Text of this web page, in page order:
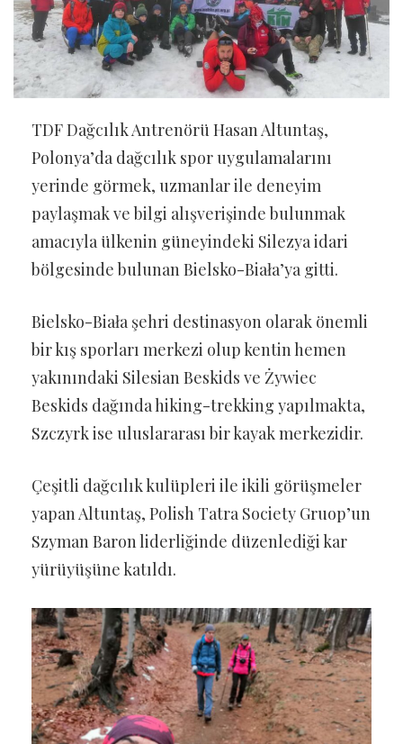
TDF Dağcılık Antrenörü Hasan Altuntaş,
Polonya’da dağcılık spor uygulamalarını
yerinde görmek, uzmanlar ile deneyim
paylaşmak ve bilgi alışverişinde bulunmak
amacıyla ülkenin güneyindeki Silezya idari
bölgesinde bulunan Bielsko-Biała’ya gitti.
Bielsko-Biała şehri destinasyon olarak önemli
bir kış sporları merkezi olup kentin hemen
yakınındaki Silesian Beskids ve Żywiec
Beskids dağında hiking-trekking yapılmakta,
Szczyrk ise uluslararası bir kayak merkezidir.
Çeşitli dağcılık kulüpleri ile ikili görüşmeler
yapan Altuntaş, Polish Tatra Society Gruop’un
Szyman Baron liderliğinde düzenlediği kar
yürüyüşüne katıldı.